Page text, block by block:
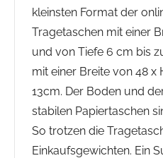
kleinsten Format der
Tragetaschen mit einer
und von Tiefe 6 cm bis
mit einer Breite von 48 x
13cm. Der Boden und
stabilen Papiertaschen
So trotzen die
Einkaufsgewichten. Ein